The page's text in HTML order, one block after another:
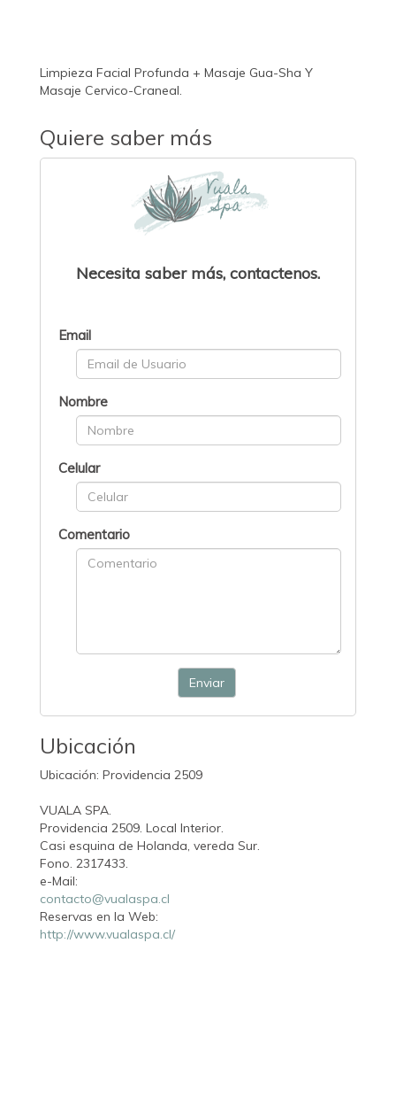
Limpieza Facial Profunda + Masaje Gua-Sha Y
Masaje Cervico-Craneal.
Quiere saber más
Necesita saber más, contactenos.
Email
Nombre
Celular
Comentario
Enviar
Ubicación
Ubicación: Providencia 2509
VUALA SPA.
Providencia 2509. Local Interior.
Casi esquina de Holanda, vereda Sur.
Fono. 2317433.
e-Mail:
contacto@vualaspa.cl
Reservas en la Web:
http://www.vualaspa.cl/